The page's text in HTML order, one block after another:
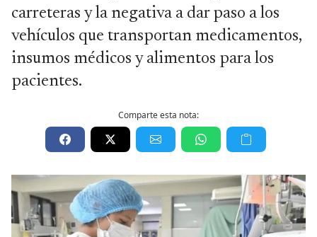
carreteras y la negativa a dar paso a los
vehículos que transportan medicamentos,
insumos médicos y alimentos para los
pacientes.
Comparte esta nota: